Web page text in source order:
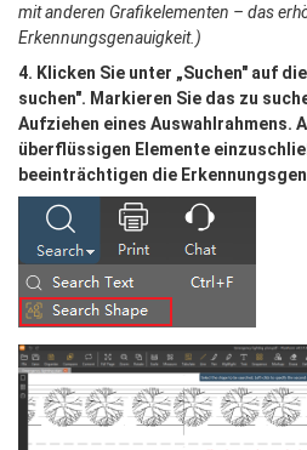
mit anderen Grafikelementen – das
Erkennungsgenauigkeit.)
4. Klicken Sie unter „Suchen" auf
suchen". Markieren Sie das zu
Aufziehen eines Auswahlrahmens.
überflüssigen Elemente
beeinträchtigen die